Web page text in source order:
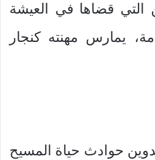
التي قضاها في العيشة
يمارس مهنته كنجار
حوادث حياة المسيح